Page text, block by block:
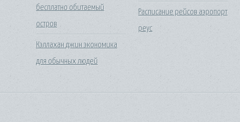
бесплатно обитаемый
остров
Кэллахан джин экономика
для обычных людей
Расписание рейсов аэропорт
реус